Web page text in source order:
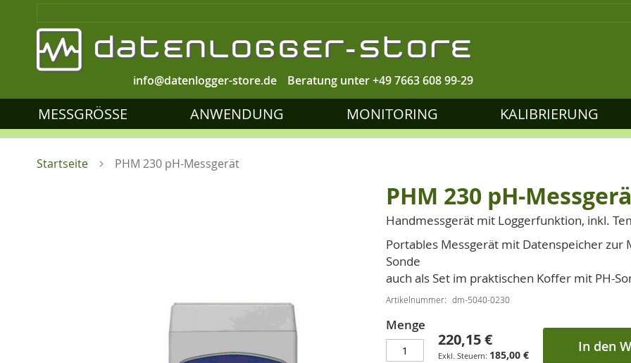
Beratung unter+49 7663 608 99-29
info@datenlogger-store.de
MESSGRÖSSE ANWENDUNG MONITORING KALIBRIERUNG
Startseite PHM 230 pH-Messgerät
PHM 230 pH-
Handmessgerät mit Loggerfunktion, inkl.
Portables Messgerät mit Datenspeicher zur
Sonde
auch als Set im praktischen Koffer mit PH-
Artikelnummer dm-5040-0230
Menge
220,15 €
185,00 € In den